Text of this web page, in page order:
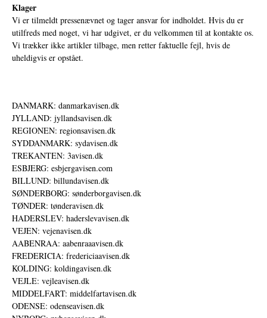
Klager
Vi er tilmeldt pressenævnet og tager ansvar for indholdet. Hvis du er
utilfreds med noget, vi har udgivet, er du velkommen til at kontakte os.
Vi trækker ikke artikler tilbage, men retter faktuelle fejl, hvis de
uheldigvis er opstået.
DANMARK: danmarkavisen.dk
JYLLAND: jyllandsavisen.dk
REGIONEN: regionsavisen.dk
SYDDANMARK: sydavisen.dk
TREKANTEN: 3avisen.dk
ESBJERG: esbjergavisen.com
BILLUND: billundavisen.dk
SØNDERBORG: sønderborgavisen.dk
TØNDER: tønderavisen.dk
HADERSLEV: haderslevavisen.dk
VEJEN: vejenavisen.dk
AABENRAA: aabenraaavisen.dk
FREDERICIA: fredericiaavisen.dk
KOLDING: koldingavisen.dk
VEJLE: vejleavisen.dk
MIDDELFART: middelfartavisen.dk
ODENSE: odenseavisen.dk